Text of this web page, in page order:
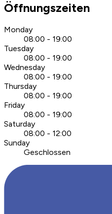
Öffnungszeiten
Monday
08:00 - 19:00
Tuesday
08:00 - 19:00
Wednesday
08:00 - 19:00
Thursday
08:00 - 19:00
Friday
08:00 - 19:00
Saturday
08:00 - 12:00
Sunday
Geschlossen